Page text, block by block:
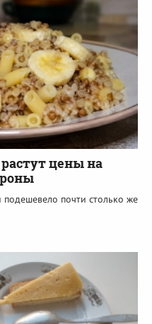
цены на
почти столько же